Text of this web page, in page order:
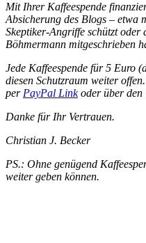
Mit Ihrer Kaffeespende
Absicherung des Blogs – etwa
Skeptiker-Angriffe schützt oder
Böhmermann mitgeschrieben
Jede Kaffeespende für 5 Euro
diesen Schutzraum weiter
per PayPal Linkoder über den
Danke für Ihr Vertrauen.
Christian J. Becker
PS.: Ohne genügend
weiter geben können.